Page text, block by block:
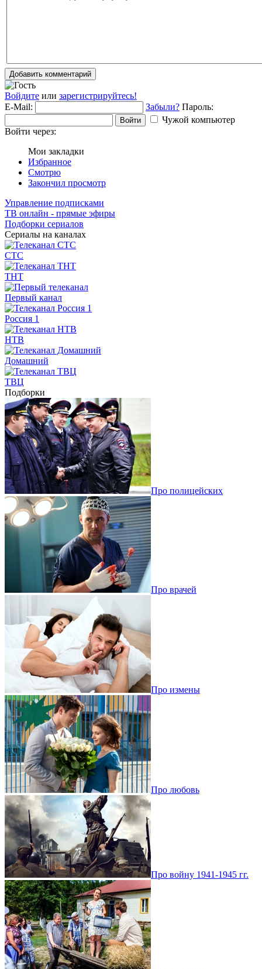
Добавить комментарий
Войдите или зарегистрируйтесь!
E-Mail:
Забыли? Пароль:
Войти
Чужой компьютер
Войти через:
Мои закладки
Избранное
Смотрю
Закончил просмотр
Управление подписками
ТВ онлайн - прямые эфиры
Подборки сериалов
Сериалы на каналах
СТС
ТНТ
Первый канал
Россия 1
НТВ
Домашний
ТВЦ
Подборки
Про полицейских
Про врачей
Про измены
Про любовь
Про войну 1941-1945 гг.